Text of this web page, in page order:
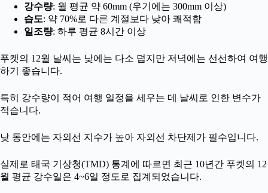
강수량: 월 평균 약 60mm (우기에는 300mm 이상)
습도: 약 70%로 다른 계절보다 낮아 쾌적함
일조량: 하루 평균 8시간 이상
푸켓의 12월 날씨는 낮에는 다소 덥지만 저녁에는 선선하여 여행
하기 좋습니다.
특히 강수량이 적어 여행 일정을 세우는 데 날씨로 인한 변수가
적습니다.
낮 동안에는 자외선 지수가 높아 자외선 차단제가 필수입니다.
실제로 태국 기상청(TMD) 통계에 따르면 최근 10년간 푸켓의 12
월 평균 강수일은 4~6일 정도로 집계되었습니다.